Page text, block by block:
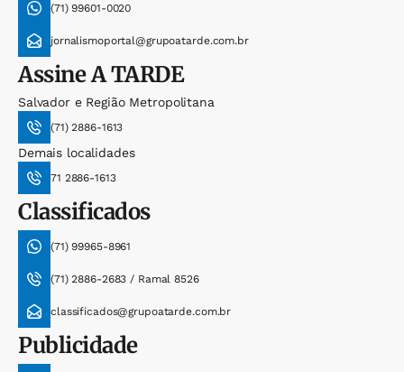
(71) 99601-0020
jornalismoportal@grupoatarde.com.br
AssineA TARDE
Salvador e Região Metropolitana
(71) 2886-1613
Demais localidades
71 2886-1613
Classificados
(71) 99965-8961
(71) 2886-2683 / Ramal 8526
classificados@grupoatarde.com.br
Publicidade